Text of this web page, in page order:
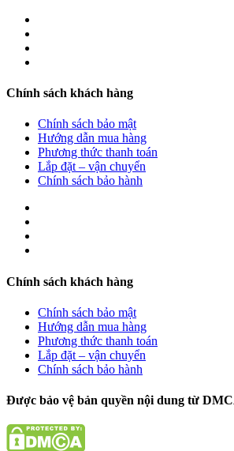
Chính sách khách hàng
Chính sách bảo mật
Hướng dẫn mua hàng
Phương thức thanh toán
Lắp đặt – vận chuyển
Chính sách bảo hành
Chính sách khách hàng
Chính sách bảo mật
Hướng dẫn mua hàng
Phương thức thanh toán
Lắp đặt – vận chuyển
Chính sách bảo hành
Được bảo vệ bản quyền nội dung từ